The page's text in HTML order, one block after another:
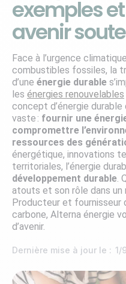
exemples
avenir
Face à l’urgence
combustibles fossiles, la
d’une énergie durable
les énergies renouvelables
concept d’énergie
vaste : fournir une
compromettre
ressources des
énergétique, innovations
territoriales, l’énergie
développement durable.
atouts et son rôle dans un
Producteur et fournisseur
carbone, Alterna énergie
d’avenir.
Dernière mise à jour le : 1/